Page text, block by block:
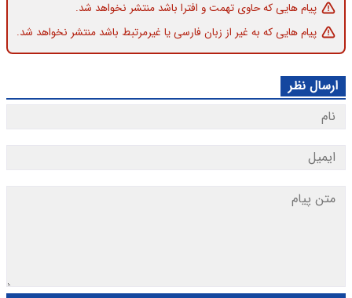
پیام هایی که حاوی تهمت و افترا باشد منتشر نخواهد شد.
پیام هایی که به غیر از زبان فارسی یا غیرمرتبط باشد منتشر نخواهد شد.
ارسال نظر